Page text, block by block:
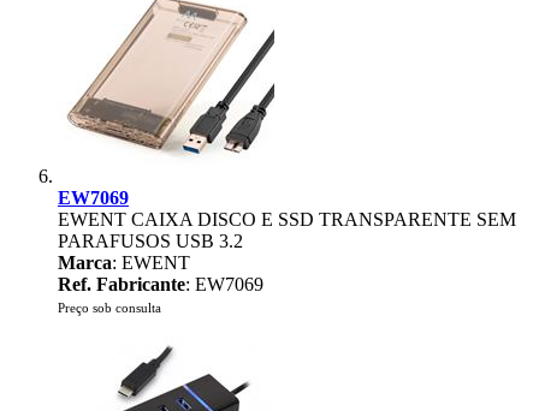
EW7069
EWENT CAIXA DISCO E SSD TRANSPARENTE SEM
PARAFUSOS USB 3.2
Marca: EWENT
Ref. Fabricante: EW7069
Preço sob consulta